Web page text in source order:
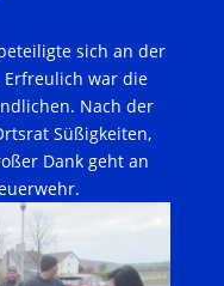
sich an der
Erfreulich war die
Nach der
Süßigkeiten,
Dank geht an